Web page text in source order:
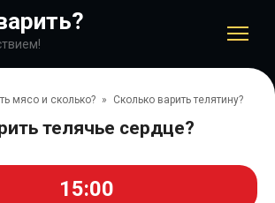
мясо и сколько? » Сколько варить телятину?
телячье сердце?
15:00